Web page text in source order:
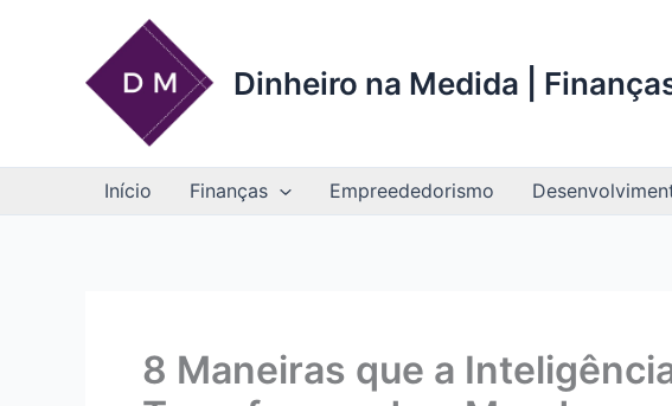
Dinheiro na Medida |
Início Finanças Empreededorismo
8 Maneiras que a